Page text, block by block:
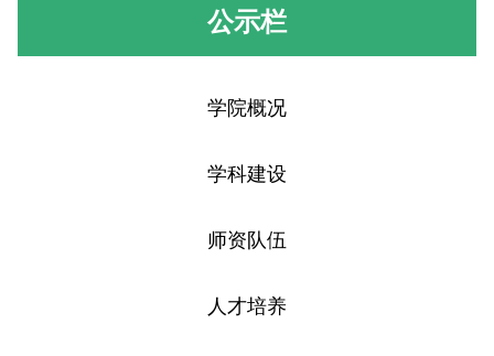
公示栏
学院概况
学科建设
师资队伍
人才培养